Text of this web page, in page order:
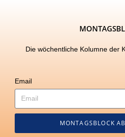
Die wöchentliche Kolumne der
Email
MONTAGSBLOCK